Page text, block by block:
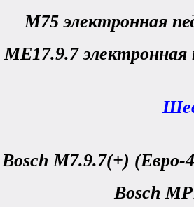
M75 электронная
ME17.9.7
Bosch M7.9.7(+)
Bosch